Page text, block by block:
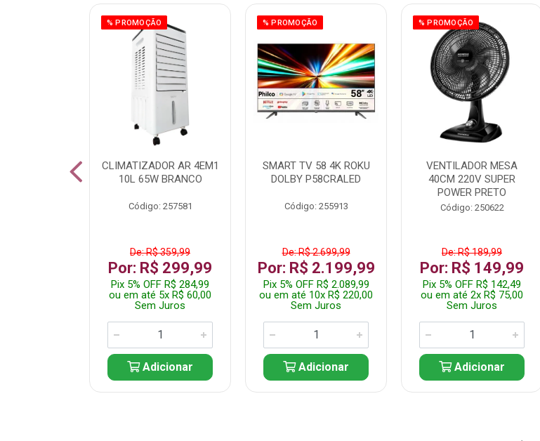
% PROMOÇÃO
CLIMATIZADOR AR 4EM1
10L 65W BRANCO
Código: 257581
De: R$ 359,99
Por: R$ 299,99
Pix 5% OFF R$ 284,99
ou em até 5x R$ 60,00
Sem Juros
Adicionar
% PROMOÇÃO
SMART TV 58 4K ROKU
DOLBY P58CRALED
Código: 255913
De: R$ 2.699,99
Por: R$ 2.199,99
Pix 5% OFF R$ 2.089,99
ou em até 10x R$ 220,00
Sem Juros
Adicionar
% PROMOÇÃO
VENTILADOR MESA
40CM 220V SUPER
POWER PRETO
Código: 250622
De: R$ 189,99
Por: R$ 149,99
Pix 5% OFF R$ 142,49
ou em até 2x R$ 75,00
Sem Juros
Adicionar